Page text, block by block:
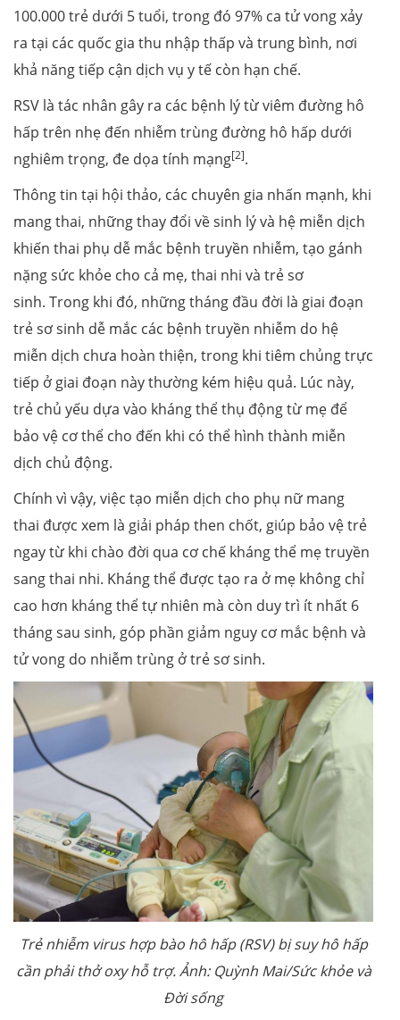
100.000 trẻ dưới 5 tuổi, trong đó 97% ca tử vong xảy
ra tại các quốc gia thu nhập thấp và trung bình, nơi
khả năng tiếp cận dịch vụ y tế còn hạn chế.
RSV là tác nhân gây ra các bệnh lý từ viêm đường hô
hấp trên nhẹ đến nhiễm trùng đường hô hấp dưới
nghiêm trọng, đe dọa tính mạng[2].
Thông tin tại hội thảo, các chuyên gia nhấn mạnh, khi
mang thai, những thay đổi về sinh lý và hệ miễn dịch
khiến thai phụ dễ mắc bệnh truyền nhiễm, tạo gánh
nặng sức khỏe cho cả mẹ, thai nhi và trẻ sơ
sinh. Trong khi đó, những tháng đầu đời là giai đoạn
trẻ sơ sinh dễ mắc các bệnh truyền nhiễm do hệ
miễn dịch chưa hoàn thiện, trong khi tiêm chủng trực
tiếp ở giai đoạn này thường kém hiệu quả. Lúc này,
trẻ chủ yếu dựa vào kháng thể thụ động từ mẹ để
bảo vệ cơ thể cho đến khi có thể hình thành miễn
dịch chủ động.
Chính vì vậy, việc tạo miễn dịch cho phụ nữ mang
thai được xem là giải pháp then chốt, giúp bảo vệ trẻ
ngay từ khi chào đời qua cơ chế kháng thể mẹ truyền
sang thai nhi. Kháng thể được tạo ra ở mẹ không chỉ
cao hơn kháng thể tự nhiên mà còn duy trì ít nhất 6
tháng sau sinh, góp phần giảm nguy cơ mắc bệnh và
tử vong do nhiễm trùng ở trẻ sơ sinh.
Trẻ nhiễm virus hợp bào hô hấp (RSV) bị suy hô hấp
cần phải thở oxy hỗ trợ. Ảnh: Quỳnh Mai/Sức khỏe và
Đời sống